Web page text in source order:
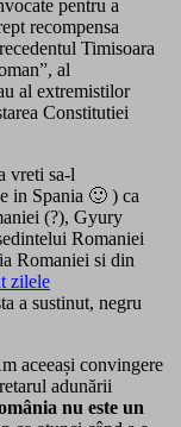
pentru a
recompensa
Timisoara
al
al extremistilor
Constitutiei
vreti sa-l
in Spania 🙂 ) ca
(?), Gyury
Romaniei
Romaniei si din
zilele
a sustinut, negru
aceeași convingere
adunării
nu este un